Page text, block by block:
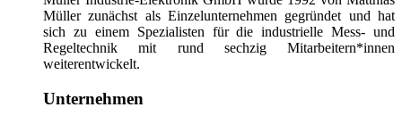
Müller zunächst als Einzelunternehmen gegründet und hat
sich zu einem Spezialisten für die industrielle Mess- und
Regeltechnik mit rund sechzig Mitarbeitern*innen
weiterentwickelt.
Unternehmen